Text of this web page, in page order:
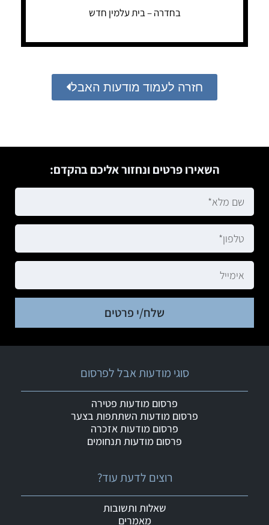
בחדרה – בית עלמין חדש
חזרה לעמוד מודעות האבל
השאירו פרטים ונחזור אליכם בהקדם:
שלח/י פרטים
רוצים לדעת עוד?
שאלות ותשובות
מאמרים
סוגי מודעות אבל לפרסום
פרסום מודעות פטירה
פרסום מודעות השתתפות בצער
פרסום מודעות אזכרה
פרסום מודעות תנחומים